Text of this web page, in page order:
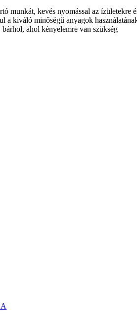
munkát, kevés nyomással az ízületekre
a kiváló minőségű anyagok
ahol kényelemre van szükség